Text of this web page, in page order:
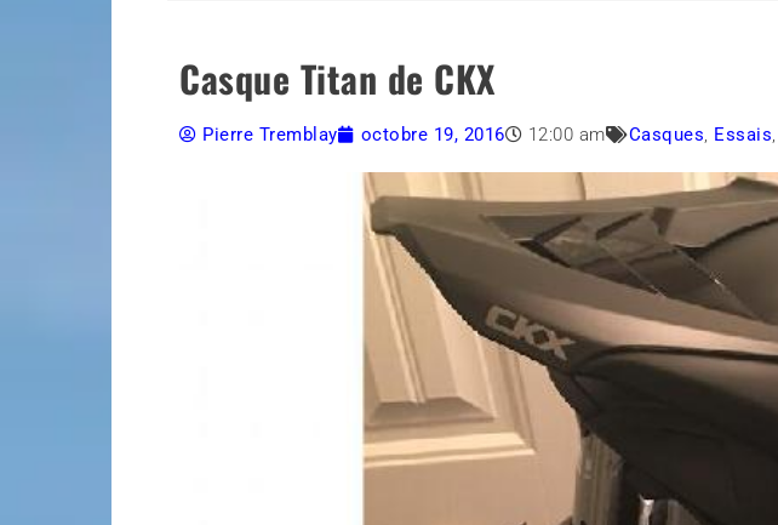
Casque Titan de CKX
Pierre Tremblay octobre 19, 2016 12:00 am Casques Essais